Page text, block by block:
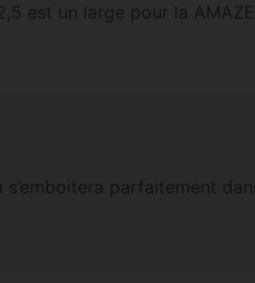
est un large pour la